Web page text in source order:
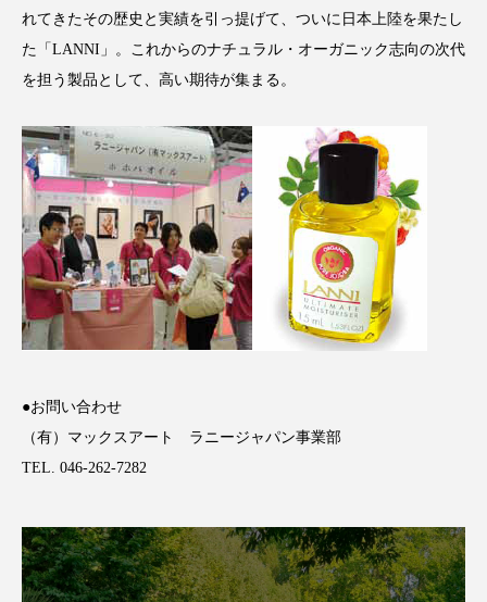
TikTok アスタキサンチン
アスレジャーコスメ アレルギー
アンチエイジング アンチソリチュード
インタビュー インナービューティー 冷え
インナービューティーアワード2025受賞商品
ウェアラブルデバイス ウェルネス
ウェルビーイング エイジングケア
カウンセラー カウンセリング
クルエルティフリー クレンジング
れてきたその歴史と実績を引っ提げて、ついに日本上陸を果たし
た「LANNI」。これからのナチュラル・オーガニック志向の次代
を担う製品として、高い期待が集まる。
●お問い合わせ
（有）マックスアート ラニージャパン事業部
TEL. 046-262-7282